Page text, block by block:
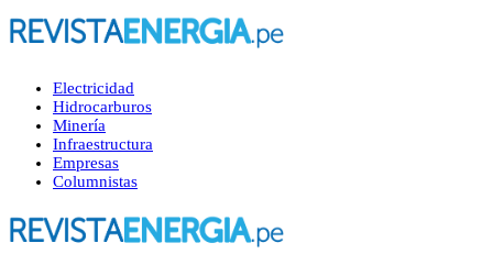
Electricidad
Hidrocarburos
Minería
Infraestructura
Empresas
Columnistas